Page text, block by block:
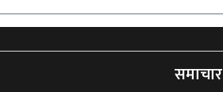
समाचार